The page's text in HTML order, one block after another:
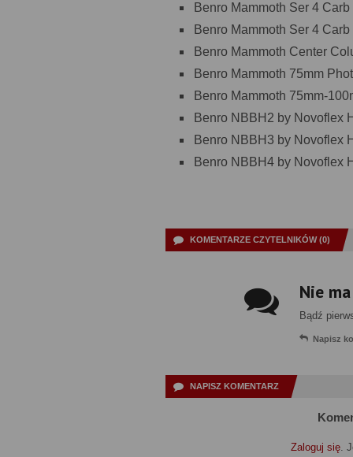
Benro Mammoth Ser 4
Benro Mammoth Ser 4
Benro Mammoth Center
Benro Mammoth 75mm
Benro Mammoth 75mm-
Benro NBBH2 by Novoflex
Benro NBBH3 by Novoflex
Benro NBBH4 by Novoflex
KOMENTARZE CZYTELNIKÓW (0)
Nie
Bądź
Napisz
NAPISZ KOMENTARZ
Zaloguj się.